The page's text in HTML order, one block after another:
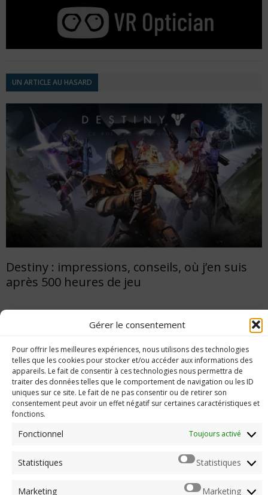
Gérer le consentement
Pour offrir les meilleures expériences, nous utilisons des technologies
telles que les cookies pour stocker et/ou accéder aux informations des
appareils. Le fait de consentir à ces technologies nous permettra de
traiter des données telles que le comportement de navigation ou les ID
uniques sur ce site. Le fait de ne pas consentir ou de retirer son
consentement peut avoir un effet négatif sur certaines caractéristiques et
fonctions.
Fonctionnel Toujours activé
Statistiques Statistiques
Marketing Marketing
UN ARTICLE AU HASARD
Destiny : impressions, conseils, où j’en suis
après 500 heures de jeu
Imerod.fr est un site traitant de l'univers du jeu vidéo. Toute
reproduction partielle ou complète sans autorisation préalable
est interdite.
Mentions légales
Me contacter
ARCHIVES